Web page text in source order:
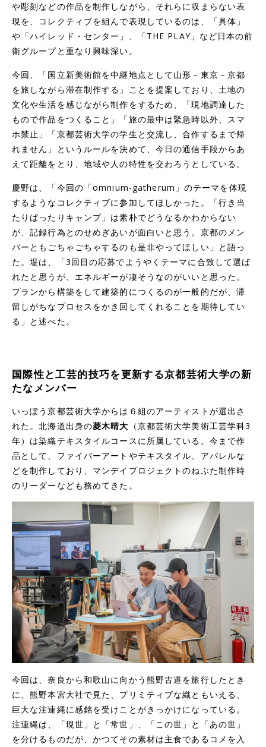
や彫刻などの作品を制作しながら、それらに収まらない表
現を、コレクティブを組んで表現しているのは、「具体」
や「ハイレッド・センター」、「THE PLAY」など日本の前
衛グループと重なり興味深い。
今回、「国立新美術館を中継地点として山形－東京－京都
を旅しながら滞在制作する」ことを提案しており、土地の
文化や生活を感じながら制作をするため、「現地調達した
もので作品をつくること」「旅の最中は緊急時以外、スマ
ホ禁止」「京都芸術大学の学生と交流し、合作するまで帰
れません」というルールを決めて、今日の通信手段からあ
えて距離をとり、地域や人の特性を交わろうとしている。
慶野は、「今回の「omnium-gatherum」のテーマを体現
するようなコレクティブに参加してほしかった。「行き当
たりばったりキャンプ」は素朴でどうなるかわからない
が、記録行為とのせめぎあいが面白いと思う。京都のメン
バーともごちゃごちゃするのも是非やってほしい」と語っ
た。堤は、「3回目の応募でようやくテーマに合致して選ば
れたと思うが、エネルギーが凄そうなのがいいと思った。
プランから構築をして建築的につくるのが一般的だが、滞
留しがちなプロセスをかき回してくれることを期待してい
る」と述べた。
国際性と工芸的技巧を更新する京都芸術大学の新
たなメンバー
いっぽう京都芸術大学からは６組のアーティストが選出さ
れた。北海道出身の菱木晴大 （京都芸術大学美術工芸学科3
年）は染織テキスタイルコースに所属している。今まで作
品として、ファイバーアートやテキスタイル、アパレルな
どを制作しており、マンデイプロジェクトのねぶた制作時
のリーダーなども務めてきた。
今回は、奈良から和歌山に向かう熊野古道を旅行したとき
に、熊野本宮大社で見た、プリミティブな織ともいえる、
巨大な注連縄に感銘を受けことがきっかけになっている。
注連縄は、「現世」と「常世」、「この世」と「あの世」
を分けるものだが、かつてその素材は主食であるコメを入